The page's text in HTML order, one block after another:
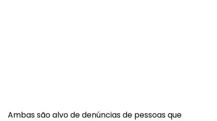
Ambas são alvo de denúncias de pessoas que